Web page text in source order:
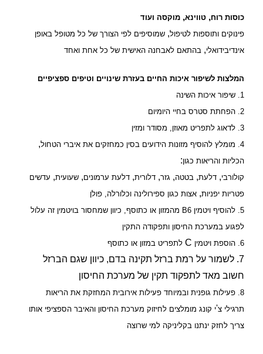
כוסות רוח,טווינא,מוקסה ועוד
פינוקים ותוספות לטיפול,שמוסיפים לפי הצורך של כל מטופל באופן
אינדיבידואלי,בהתאם לאבחנה האישית של כל אחת ואחד
המלצות לשיפור איכות החיים בעזרת שינויים וטיפים ספציפיים
1. שיפור איכות השינה
2. הפחתת סטרס בחיי היומיום
3. לדאוג לתפריט מאוזן
, מסודר ומזין
4. מומלץ להוסיף מזונות הידועים בסין כמחזקים את איברי הטחול
,
הכליות והריאות כגון:
קולורבי,דלעת,בטטה, גזר,דלורית,דלעת ערמונים,שעועית, עדשים
פטריות יפניות,אצות כגון ספירולינה וכלורלה,פולן
5. להוסיף ויטמין
B6 מהמזון או כתוסף, כיוון שמחסור בויטמין זה עלול
לפגוע במערכת החיסון ותפקודה התקין
6. הוספת ויטמין
C לתפריט במזון או כתוסף
7. לשמור על רמת ברזל תקינה בדם ,כיוון שגם הברזל
חשוב מאד לתפקוד תקין של מערכת החיסון
8. פעילות גופנית
ובמיוחד פעילות אירובית המחזקת את הריאות
תרגילי צ'י קונג מומלצים לחיזוק מערכת החיסון והאיבר הספציפי אותו
צריך לחזק ינתנו בקליניקה למי שרוצה